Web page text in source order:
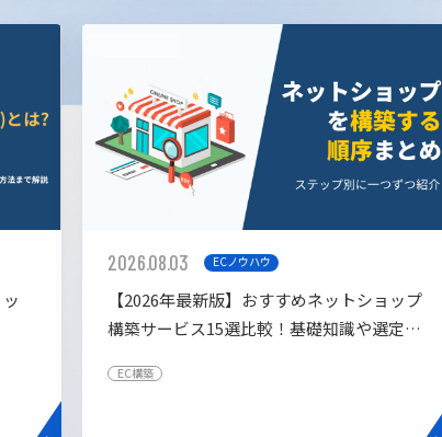
2026.08.03 ECノウハウ
【2026年最新版】おすすめネットショップ
構築サービス15選比較！基礎知識や選定基
EC構築